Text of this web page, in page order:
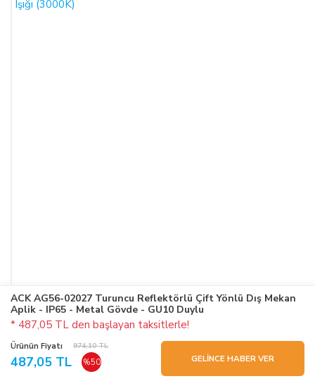
ACK AG56-02027 Turuncu Reflektörlü Çift Yönlü Dış Mekan
Aplik - IP65 - Metal Gövde - GU10 Duylu
* 487,05 TL den başlayan taksitlerle!
Ürünün Fiyatı 974,10 TL
487,05 TL %50 GELİNCE HABER VER